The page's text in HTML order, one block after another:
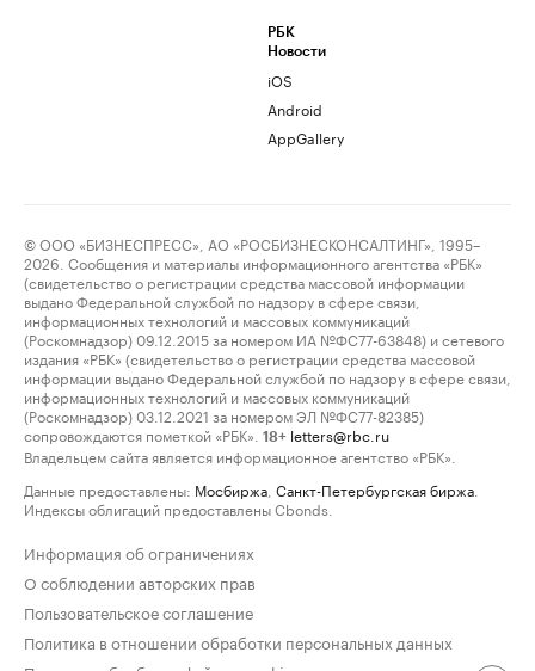
РБК
Новости
iOS
Android
AppGallery
© ООО «БИЗНЕСПРЕСС», АО «РОСБИЗНЕСКОНСАЛТИНГ», 1995–
2026. Сообщения и материалы информационного агентства «РБК»
(свидетельство о регистрации средства массовой информации
выдано Федеральной службой по надзору в сфере связи,
информационных технологий и массовых коммуникаций
(Роскомнадзор) 09.12.2015 за номером ИА №ФС77-63848) и сетевого
издания «РБК» (свидетельство о регистрации средства массовой
информации выдано Федеральной службой по надзору в сфере связи,
информационных технологий и массовых коммуникаций
(Роскомнадзор) 03.12.2021 за номером ЭЛ №ФС77-82385)
сопровождаются пометкой «РБК».
18+ letters@rbc.ru
Владельцем сайта является информационное агентство «РБК».
Данные предоставлены: Мосбиржа Санкт-Петербургская биржа
Индексы облигаций предоставлены Cbonds.
Информация об ограничениях
О соблюдении авторских прав
Пользовательское соглашение
Политика в отношении обработки персональных данных